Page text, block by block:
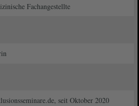
Fachangestellte
seit Oktober 2020